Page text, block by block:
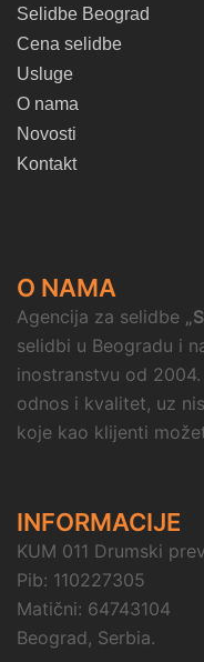
Selidbe Beograd
Cena selidbe
Usluge
O nama
Novosti
Kontakt
O NAMA
Agencija za selidbe
selidbi u Beogradu i
inostranstvu od
odnos i kvalitet, uz
koje kao klijenti
INFORMACIJE
KUM 011 Drumski
Pib: 110227305
Matični: 64743104
Beograd, Serbia.